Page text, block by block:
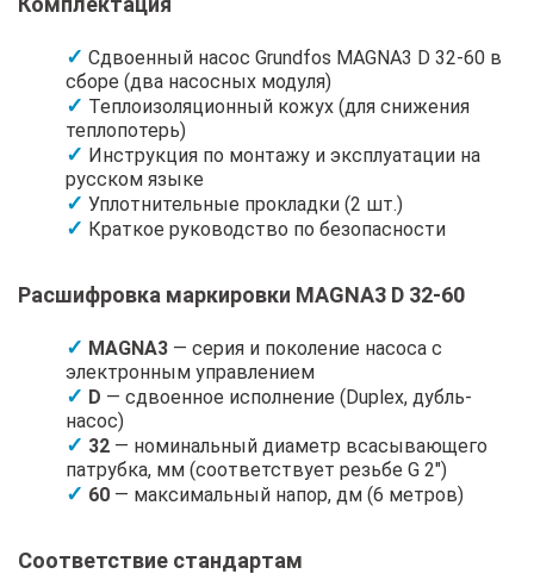
Сдвоенный насос Grundfos MAGNA3 D 32-60 в
сборе (два насосных модуля)
Теплоизоляционный кожух (для снижения
теплопотерь)
Инструкция по монтажу и эксплуатации на
русском языке
Уплотнительные прокладки (2 шт.)
Краткое руководство по безопасности
Расшифровка маркировки MAGNA3 D 32-60
MAGNA3 — серия и поколение насоса с
электронным управлением
D — сдвоенное исполнение (Duplex, дубль-
насос)
32 — номинальный диаметр всасывающего
патрубка, мм (соответствует резьбе G 2")
60 — максимальный напор, дм (6 метров)
Соответствие стандартам